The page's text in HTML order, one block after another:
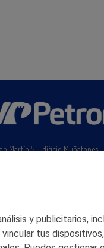
Martín 5-Edificio Muñatones,
y publicitarios,
tus